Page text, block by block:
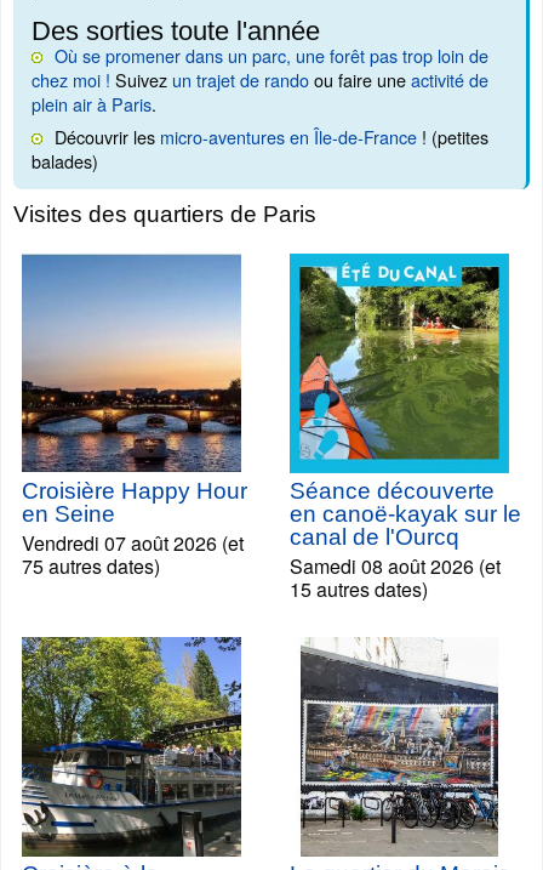
Des sorties toute l'année
Où se promener dans un parc, une forêt pas trop loin de
chez moi ! Suivez un trajet de randoou faire uneactivité de
plein air à Paris.
Découvrir les micro-aventures en Île-de-France ! (petites
balades)
Visites des quartiers de Paris
Croisière Happy Hour
en Seine
Vendredi 07 août 2026 (et
75 autres dates)
Séance découverte
en canoë-kayak sur le
canal de l'Ourcq
Samedi 08 août 2026 (et
15 autres dates)